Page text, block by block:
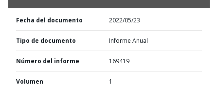
Fecha del documento 2022/05/23
Tipo de documento Informe Anual
Número del informe 169419
Volumen 1